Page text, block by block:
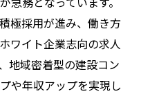
ント求人で評価さ
対策とアピールポ
極採用が進み、働き方
ワイト企業志向の求人
地域密着型の建設コン
や年収アップを実現し